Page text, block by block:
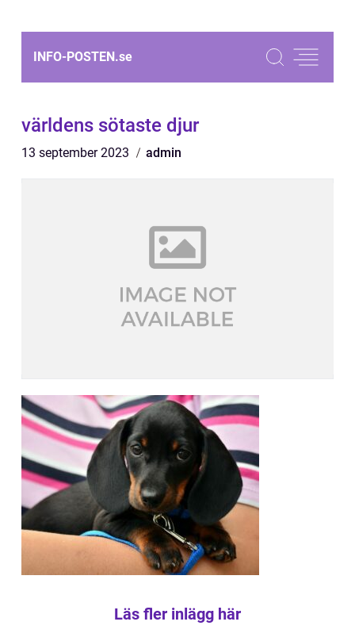
INFO-POSTEN.se
världens sötaste djur
13 september 2023 admin
Läs fler inlägg här